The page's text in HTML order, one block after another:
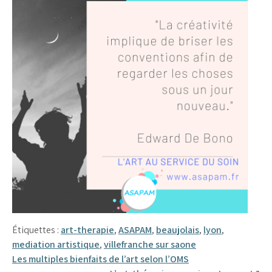
Étiquettes : art-therapie,ASAPAM, beaujolais, lyon,
mediation artistique,villefranche sur saone
Navigation
Les multiples bienfaits de l’art selon l’OMS